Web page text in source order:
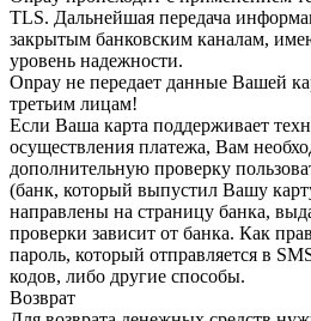
TLS. Дальнейшая передача
закрытым банковским каналам,
уровень надежности.
Onpay не передает данные Вашей
третьим лицам!
Если Ваша карта поддерживает
осуществления платежа, Вам
дополнительную проверку
(банк, который выпустил Вашу
направлены на страницу банка,
проверки зависит от банка. Как
пароль, который отправляется в
кодов, либо другие способы.
Возврат